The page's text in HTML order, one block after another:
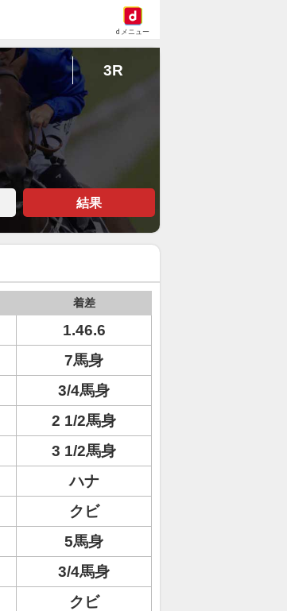
dメニュー
3R
結果
着差
1.46.6
7馬身
3/4馬身
2 1/2馬身
3 1/2馬身
ハナ
クビ
5馬身
3/4馬身
クビ